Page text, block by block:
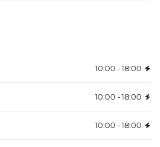
10:00 - 18:00
10:00 - 18:00
10:00 - 18:00